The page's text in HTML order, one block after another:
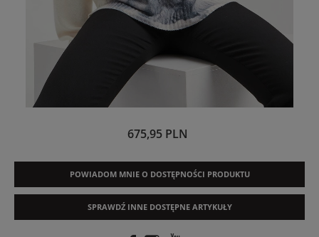
675,95 PLN
POWIADOM MNIE O DOSTĘPNOŚCI PRODUKTU
SPRAWDŹ INNE DOSTĘPNE ARTYKUŁY